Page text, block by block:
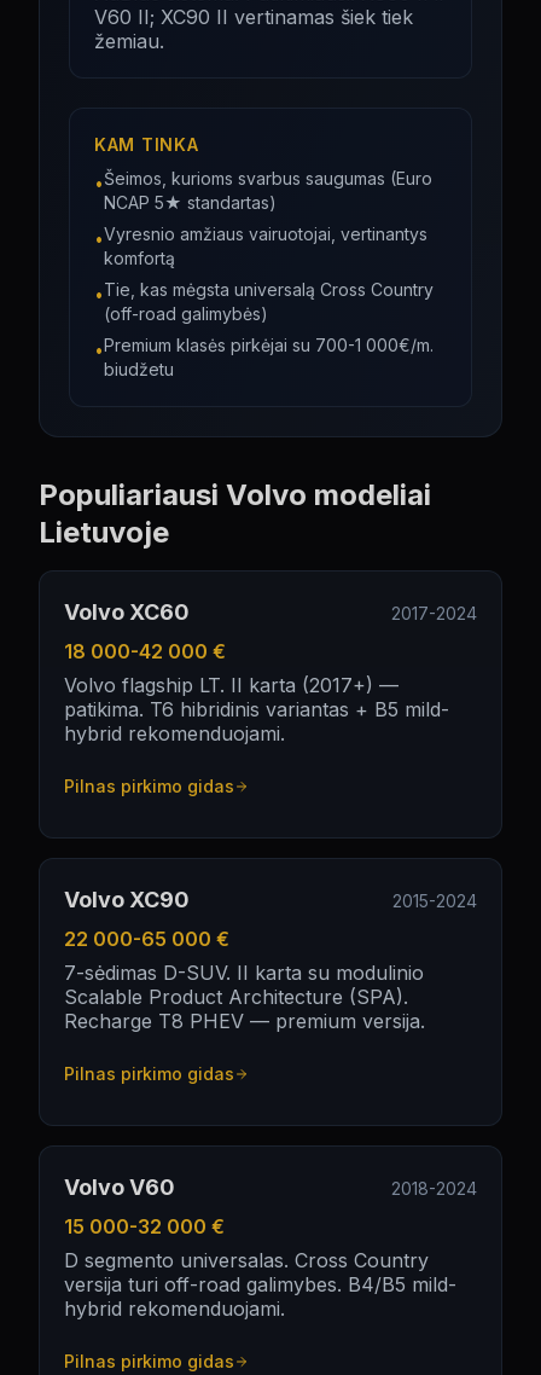
V60 II; XC90 II vertinamas šiek tiek
žemiau.
KAM TINKA
•Šeimos, kurioms svarbus saugumas (Euro
NCAP 5★ standartas)
•Vyresnio amžiaus vairuotojai, vertinantys
komfortą
•Tie, kas mėgsta universalą Cross Country
(off-road galimybės)
•Premium klasės pirkėjai su 700-1 000€/m.
biudžetu
Populiariausi Volvo modeliai
Lietuvoje
Volvo XC60 2017-2024
18 000-42 000 €
Volvo flagship LT. II karta (2017+) —
patikima. T6 hibridinis variantas + B5 mild-
hybrid rekomenduojami.
Pilnas pirkimo gidas
Volvo XC90 2015-2024
22 000-65 000 €
7-sėdimas D-SUV. II karta su modulinio
Scalable Product Architecture (SPA).
Recharge T8 PHEV — premium versija.
Pilnas pirkimo gidas
Volvo V60 2018-2024
15 000-32 000 €
D segmento universalas. Cross Country
versija turi off-road galimybes. B4/B5 mild-
hybrid rekomenduojami.
Pilnas pirkimo gidas